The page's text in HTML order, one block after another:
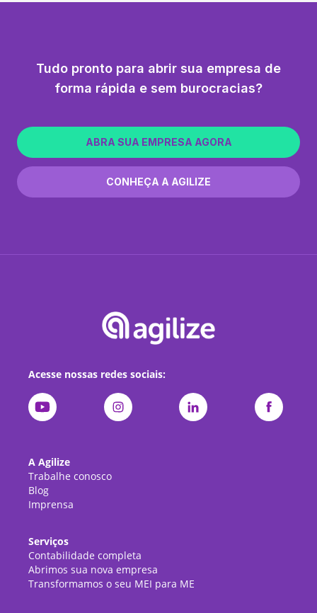
Tudo pronto para abrir sua empresa de
forma rápida e sem burocracias?
ABRA SUA EMPRESA AGORA
CONHEÇA A AGILIZE
Acesse nossas redes sociais:
A Agilize
Trabalhe conosco
Blog
Imprensa
Serviços
Contabilidade completa
Abrimos sua nova empresa
Transformamos o seu MEI para ME